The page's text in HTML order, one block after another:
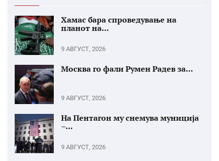
Хамас бара спроведување на
планот на...
9 АВГУСТ, 2026
Москва го фали Румен Радев за...
9 АВГУСТ, 2026
На Пентагон му снемува муниција
–...
9 АВГУСТ, 2026